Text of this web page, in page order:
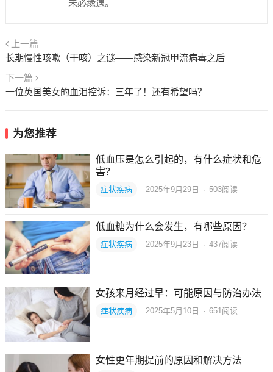
未必缘遇。
上一篇
长期慢性咳嗽（干咳）之谜——感染新冠甲流病毒之后
下一篇
一位英国美女的血泪控诉：三年了！还有希望吗？
为您推荐
低血压是怎么引起的，有什么症状和危
害？
症状疾病 2025年9月29日 · 503阅读
低血糖为什么会发生，有哪些原因？
症状疾病 2025年9月23日 · 437阅读
女孩来月经过早：可能原因与防治办法
症状疾病 2025年5月10日 · 651阅读
女性更年期提前的原因和解决方法